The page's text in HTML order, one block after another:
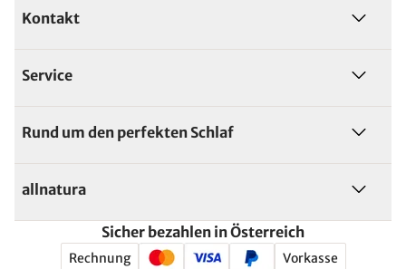
Kontakt
Service
Rund um den perfekten Schlaf
allnatura
Sicher bezahlen in Österreich
Rechnung Vorkasse